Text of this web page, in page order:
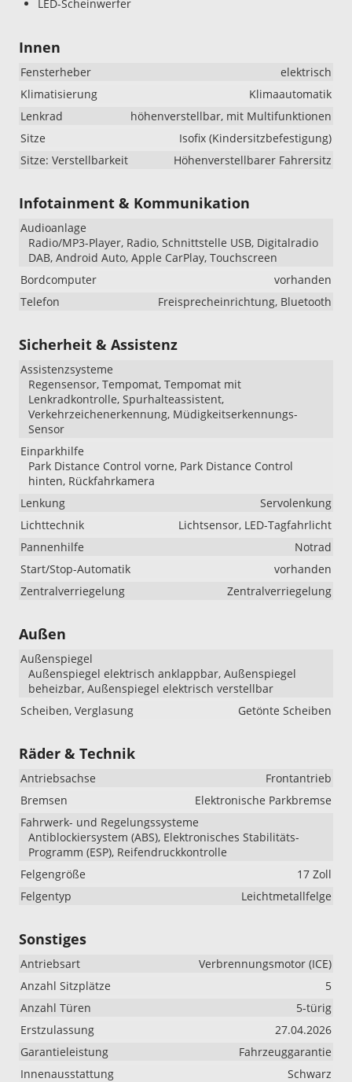
LED-Scheinwerfer
Innen
Fensterheber
elektrisch
Klimatisierung
Klimaautomatik
Lenkrad
höhenverstellbar, mit Multifunktionen
Sitze
Isofix (Kindersitzbefestigung)
Sitze: Verstellbarkeit
Höhenverstellbarer Fahrersitz
Infotainment & Kommunikation
Audioanlage
Radio/MP3-Player, Radio, Schnittstelle USB, Digitalradio
DAB, Android Auto, Apple CarPlay, Touchscreen
Bordcomputer
vorhanden
Telefon
Freisprecheinrichtung, Bluetooth
Sicherheit & Assistenz
Assistenzsysteme
Regensensor, Tempomat, Tempomat mit
Lenkradkontrolle, Spurhalteassistent,
Verkehrzeichenerkennung, Müdigkeitserkennungs-
Sensor
Einparkhilfe
Park Distance Control vorne, Park Distance Control
hinten, Rückfahrkamera
Lenkung
Servolenkung
Lichttechnik
Lichtsensor, LED-Tagfahrlicht
Pannenhilfe
Notrad
Start/Stop-Automatik
vorhanden
Zentralverriegelung
Zentralverriegelung
Außen
Außenspiegel
Außenspiegel elektrisch anklappbar, Außenspiegel
beheizbar, Außenspiegel elektrisch verstellbar
Scheiben, Verglasung
Getönte Scheiben
Räder & Technik
Antriebsachse
Frontantrieb
Bremsen
Elektronische Parkbremse
Fahrwerk- und Regelungssysteme
Antiblockiersystem (ABS), Elektronisches Stabilitäts-
Programm (ESP), Reifendruckkontrolle
Felgengröße
17 Zoll
Felgentyp
Leichtmetallfelge
Sonstiges
Antriebsart
Verbrennungsmotor (ICE)
Anzahl Sitzplätze
5
Anzahl Türen
5-türig
Erstzulassung
27.04.2026
Garantieleistung
Fahrzeuggarantie
Innenausstattung
Schwarz